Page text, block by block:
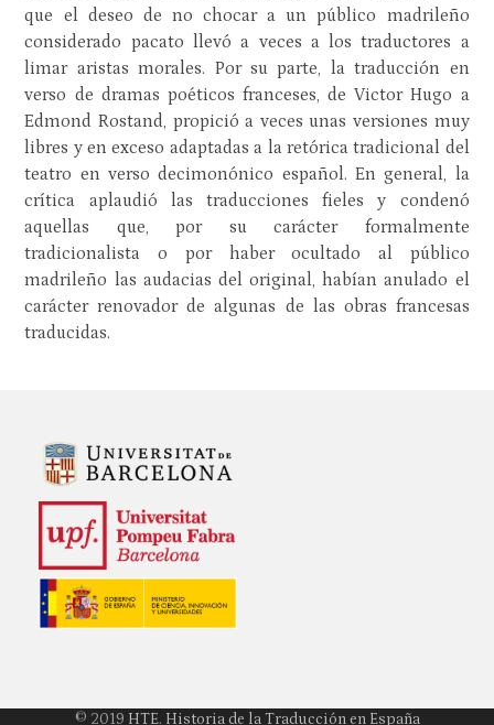
que el deseo de no chocar a un público madrileño
considerado pacato llevó a veces a los traductores a
limar aristas morales. Por su parte, la traducción en
verso de dramas poéticos franceses, de Victor Hugo a
Edmond Rostand, propició a veces unas versiones muy
libres y en exceso adaptadas a la retórica tradicional del
teatro en verso decimonónico español. En general, la
crítica aplaudió las traducciones fieles y condenó
aquellas que, por su carácter formalmente
tradicionalista o por haber ocultado al público
madrileño las audacias del original, habían anulado el
carácter renovador de algunas de las obras francesas
traducidas.
© 2019 HTE. Historia de la Traducción en España